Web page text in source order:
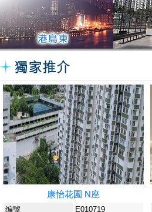
康怡花園 N座
编號
E010719